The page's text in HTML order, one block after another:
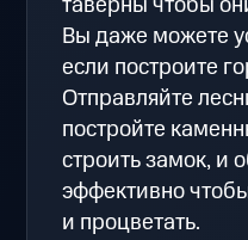
Вы даже можете
если построите
Отправляйте
постройте
строить замок, и
эффективно
и процветать.